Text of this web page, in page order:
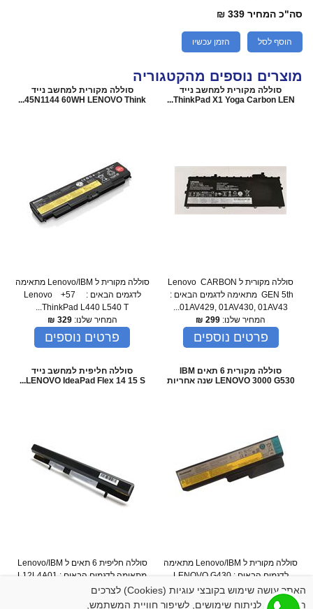
סה"כ המחיר 339 ₪
הוסף לסל הזמן עכשיו
מוצרים נוספים מהקטגוריה
סוללה מקורית למחשב נייד
ThinkPad X1 Yoga Carbon LEN...
סוללה מקורית ל Lenovo CARBON
GEN 5th מתאימה לדגמים הבאים :
01AV429, 01AV430, 01AV43...
המחיר שלנו: 299
₪
פרטים נוספים
סוללה מקורית למחשב נייד
45N1144 60WH LENOVO Think...
סוללה מקורית ל Lenovo/IBM מתאימה
לדגמים הבאים : 57+ Lenovo
ThinkPad L440 L540 T...
המחיר שלנו:329
₪
פרטים נוספים
סוללה מקורית 6 תאים IBM
LENOVO 3000 G530 שנה אחריות
סוללה מקורית ל Lenovo/IBM מתאימה
לדגמים הבאים : LENOVO G430
G450 G455 G530 G550
המחיר שלנו: 319
₪
סוללה חליפית למחשב נייד
LENOVO IdeaPad Flex 14 15 S...
סוללה חליפית 6 תאים ל Lenovo/IBM
מתאימה לדגמים הבאים : L12L4A01
L12L4K51 For LENOVO Ide...
המחיר שלנו:
האתר עושה שימוש בקובצי עוגיות (Cookies) לצרכים
תפעוליים, לניתוח שימושים, לשיפור חוויית המשתמש,